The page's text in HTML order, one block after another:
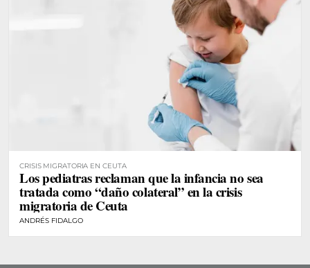
CRISIS MIGRATORIA EN CEUTA
Los pediatras reclaman que la infancia no sea
tratada como “daño colateral” en la crisis
migratoria de Ceuta
ANDRÉS FIDALGO